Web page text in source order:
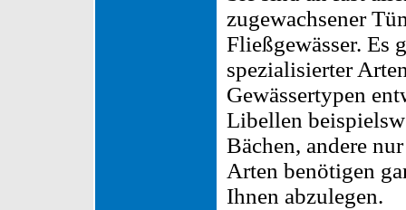
zugewachsener
Fließgewässer. Es
spezialisierter
Gewässertypen
Libellen
Bächen, andere
Arten benötigen
Ihnen abzulegen.